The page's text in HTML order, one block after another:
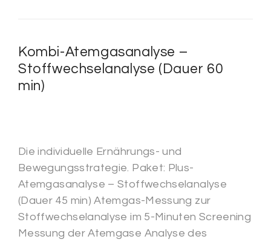
Kombi-Atemgasanalyse –
Stoffwechselanalyse (Dauer 60
min)
Die individuelle Ernährungs- und
Bewegungsstrategie. Paket: Plus-
Atemgasanalyse – Stoffwechselanalyse
(Dauer 45 min) Atemgas-Messung zur
Stoffwechselanalyse im 5-Minuten Screening
Messung der Atemgase Analyse des